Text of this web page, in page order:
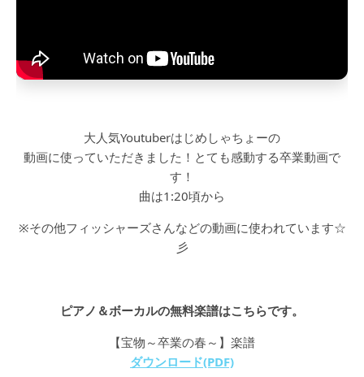
大人気Youtuberはじめしゃちょーの
動画に使っていただきました！とても感動する卒業動画で
す！
曲は1:20頃から
※その他フィッシャーズさんなどの動画に使われています☆
彡
ピアノ＆ボーカルの無料楽譜はこちらです。
【宝物～卒業の春～】楽譜
ダウンロード(PDF)